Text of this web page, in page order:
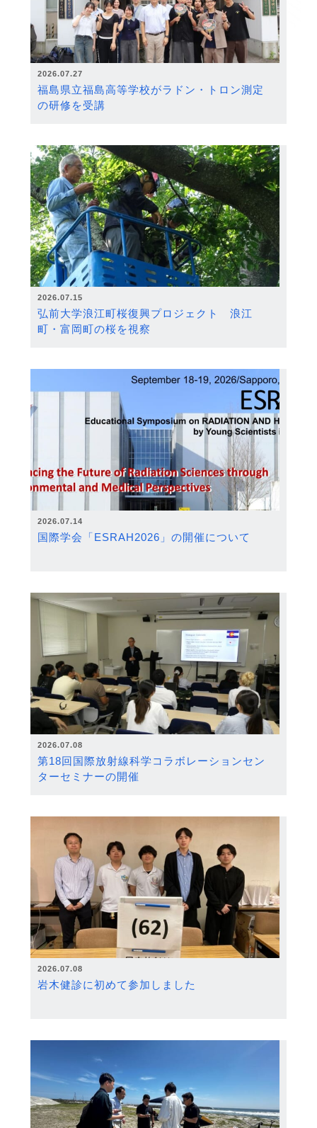
2026.07.27
福島県立福島高等学校がラドン・トロン測定
の研修を受講
2026.07.15
弘前大学浪江町桜復興プロジェクト 浪江
町・富岡町の桜を視察
2026.07.14
国際学会「ESRAH2026」の開催について
2026.07.08
第18回国際放射線科学コラボレーションセン
ターセミナーの開催
2026.07.08
岩木健診に初めて参加しました